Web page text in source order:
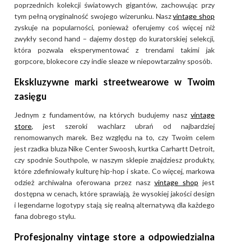
poprzednich kolekcji światowych gigantów, zachowując przy
tym pełną oryginalność swojego wizerunku. Naszvintage shop
zyskuje na popularności, ponieważ oferujemy coś więcej niż
zwykły second hand – dajemy dostęp do kuratorskiej selekcji,
która pozwala eksperymentować z trendami takimi jak
gorpcore, blokecore czy indie sleaze w niepowtarzalny sposób.
Ekskluzywne marki streetwearowe w Twoim
zasięgu
Jednym z fundamentów, na których budujemy nasz vintage
store, jest szeroki wachlarz ubrań od najbardziej
renomowanych marek. Bez względu na to, czy Twoim celem
jest rzadka bluza Nike Center Swoosh, kurtka Carhartt Detroit,
czy spodnie Southpole, w naszym sklepie znajdziesz produkty,
które zdefiniowały kulturę hip-hop i skate. Co więcej, markowa
odzież archiwalna oferowana przez nasz vintage shop jest
dostępna w cenach, które sprawiają, że wysokiej jakości design
i legendarne logotypy stają się realną alternatywą dla każdego
fana dobrego stylu.
Profesjonalny vintage store a odpowiedzialna